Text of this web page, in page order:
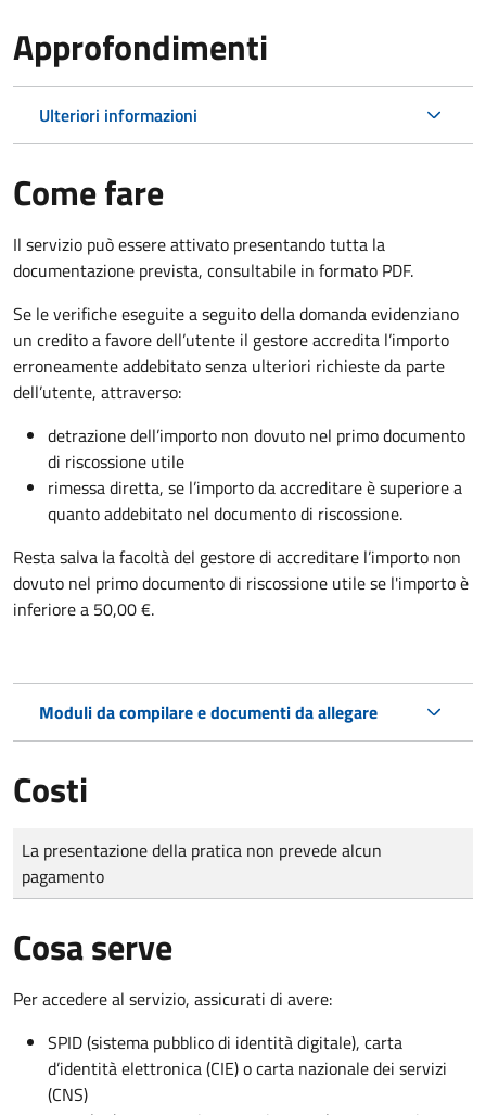
Approfondimenti
Ulteriori informazioni
Come fare
Il servizio può essere attivato presentando tutta la
documentazione prevista, consultabile in formato PDF.
Se le verifiche eseguite a seguito della domanda evidenziano
un credito a favore dell’utente il gestore accredita l’importo
erroneamente addebitato senza ulteriori richieste da parte
dell’utente, attraverso:
detrazione dell’importo non dovuto nel primo documento
di riscossione utile
rimessa diretta, se l’importo da accreditare è superiore a
quanto addebitato nel documento di riscossione.
Resta salva la facoltà del gestore di accreditare l’importo non
dovuto nel primo documento di riscossione utile se l'importo è
inferiore a 50,00 €.
Moduli da compilare e documenti da allegare
Costi
Tipo di pagamento
Importo
La presentazione della pratica non prevede alcun
pagamento
Cosa serve
Per accedere al servizio, assicurati di avere:
SPID (sistema pubblico di identità digitale), carta
d’identità elettronica (CIE) o carta nazionale dei servizi
(CNS)